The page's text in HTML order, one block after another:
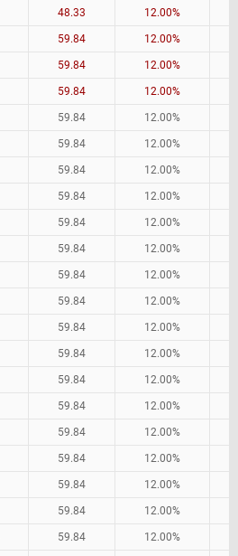
48.33 12.00%
59.84 12.00%
59.84 12.00%
59.84 12.00%
59.84 12.00%
59.84 12.00%
59.84 12.00%
59.84 12.00%
59.84 12.00%
59.84 12.00%
59.84 12.00%
59.84 12.00%
59.84 12.00%
59.84 12.00%
59.84 12.00%
59.84 12.00%
59.84 12.00%
59.84 12.00%
59.84 12.00%
59.84 12.00%
59.84 12.00%